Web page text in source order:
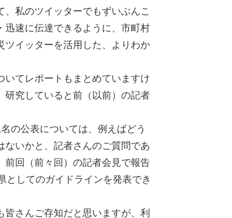
私のツイッターでもずいぶんこ
迅速に伝達できるように、市町村
ツイッターを活用した、よりわか
てレポートもまとめていますけ
研究していると前（以前）の記者
の公表については、例えばどう
ないかと、記者さんのご質問であ
前回（前々回）の記者会見で報告
としてのガイドラインを発表でき
さんご存知だと思いますが、利